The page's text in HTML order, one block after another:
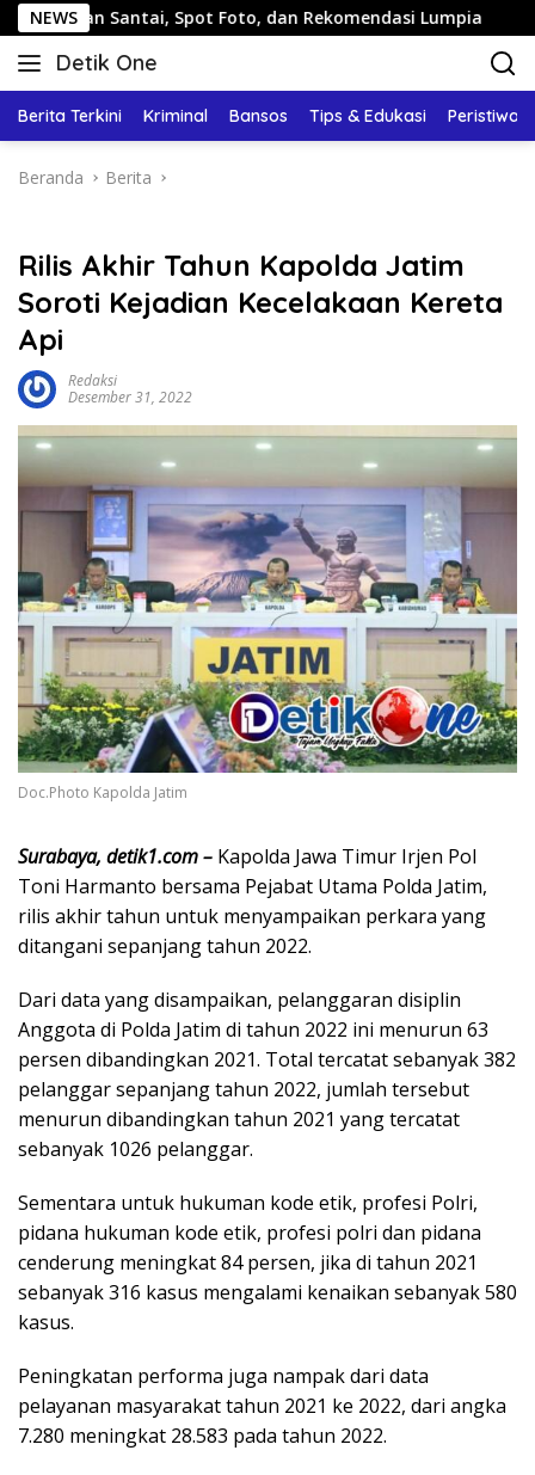
Langsung
ke
konten
NEWS
Santai, Spot Foto, dan Rekomendasi Lumpia
Detik One
Tajam
Fakta
Berita Terkini Kriminal Bansos Tips & Edukasi Peristiwa
Beranda Berita
Rilis Akhir Tahun Kapolda Jatim
Soroti Kejadian Kecelakaan Kereta
Api
Redaksi
Desember 31, 2022
Doc.Photo Kapolda Jatim
Surabaya, detik1.com – Kapolda Jawa Timur Irjen Pol
Toni Harmanto bersama Pejabat Utama Polda Jatim,
rilis akhir tahun untuk menyampaikan perkara yang
ditangani sepanjang tahun 2022.
Dari data yang disampaikan, pelanggaran disiplin
Anggota di Polda Jatim di tahun 2022 ini menurun 63
persen dibandingkan 2021. Total tercatat sebanyak 382
pelanggar sepanjang tahun 2022, jumlah tersebut
menurun dibandingkan tahun 2021 yang tercatat
sebanyak 1026 pelanggar.
Sementara untuk hukuman kode etik, profesi Polri,
pidana hukuman kode etik, profesi polri dan pidana
cenderung meningkat 84 persen, jika di tahun 2021
sebanyak 316 kasus mengalami kenaikan sebanyak 580
kasus.
Peningkatan performa juga nampak dari data
pelayanan masyarakat tahun 2021 ke 2022, dari angka
7.280 meningkat 28.583 pada tahun 2022.